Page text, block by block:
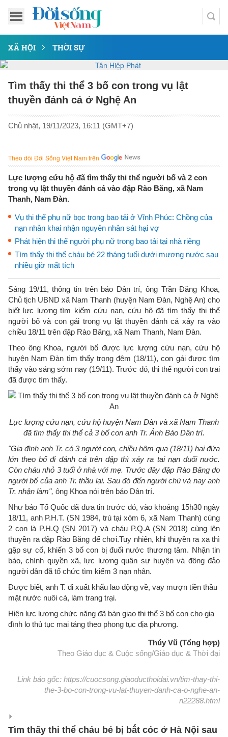
XÃ HỘI THỜI SỰ
Tìm thấy thi thể 3 bố con trong vụ lật
thuyền đánh cá ở Nghệ An
Chủ nhật, 19/11/2023, 16:11 (GMT+7)
Theo dõi Đời Sống Việt Nam trên
Lực lượng cứu hộ đã tìm thấy thi thể người bố và 2 con
trong vụ lật thuyền đánh cá vào đập Rào Băng, xã Nam
Thanh, Nam Đàn.
Vụ thi thể phụ nữ bọc trong bao tải ở Vĩnh Phúc: Chồng của
nạn nhân khai nhận nguyên nhân sát hại vợ
Phát hiện thi thể người phụ nữ trong bao tải tại nhà riêng
Tìm thấy thi thể cháu bé 22 tháng tuổi dưới mương nước sau
nhiều giờ mất tích
Sáng 19/11, thông tin trên báo Dân trí, ông Trần Đăng Khoa,
Chủ tịch UBND xã Nam Thanh (huyện Nam Đàn, Nghệ An) cho
biết lực lượng tìm kiếm cứu nạn, cứu hộ đã tìm thấy thi thể
người bố và con gái trong vụ lật thuyền đánh cá xảy ra vào
chiều 18/11 trên đập Rào Băng, xã Nam Thanh, Nam Đàn.
Theo ông Khoa, người bố được lực lượng cứu nạn, cứu hộ
huyện Nam Đàn tìm thấy trong đêm (18/11), con gái được tìm
thấy vào sáng sớm nay (19/11). Trước đó, thi thể người con trai
đã được tìm thấy.
Lực lượng cứu nạn, cứu hộ huyện Nam Đàn và xã Nam Thanh
đã tìm thấy thi thể cả 3 bố con anh Tr. Ảnh Báo Dân trí.
"Gia đình anh Tr. có 3 người con, chiều hôm qua (18/11) hai đứa
lớn theo bố đi đánh cá trên đập thì xảy ra tai nạn đuối nước.
Còn cháu nhỏ 3 tuổi ở nhà với mẹ. Trước đây đập Rào Băng do
người bố của anh Tr. thầu lại. Sau đó đến người chú và nay anh
Tr. nhận làm", ông Khoa nói trên báo Dân trí.
Như báo Tổ Quốc đã đưa tin trước đó, vào khoảng 15h30 ngày
18/11, anh P.H.T. (SN 1984, trú tại xóm 6, xã Nam Thanh) cùng
2 con là P.H.Q (SN 2017) và cháu P.Q.A (SN 2018) cùng lên
thuyền ra đập Rào Băng để chơi.Tuy nhiên, khi thuyền ra xa thì
gặp sự cố, khiến 3 bố con bị đuối nước thương tâm. Nhận tin
báo, chính quyền xã, lực lượng quân sự huyện và đông đảo
người dân đã tổ chức tìm kiếm 3 nạn nhân.
Được biết, anh T. đi xuất khẩu lao động về, vay mượn tiền thầu
mặt nước nuôi cá, làm trang trại.
Hiện lực lượng chức năng đã bàn giao thi thể 3 bố con cho gia
đình lo thủ tục mai táng theo phong tục địa phương.
Thúy Vũ (Tổng hợp)
Theo Giáo dục & Cuộc sống/Giáo dục & Thời đại
Link báo gốc: https://cuocsong.giaoducthoidai.vn/tim-thay-thi-
the-3-bo-con-trong-vu-lat-thuyen-danh-ca-o-nghe-an-
n22288.html
Tìm thấy thi thể cháu bé bị bắt cóc ở Hà Nội sau